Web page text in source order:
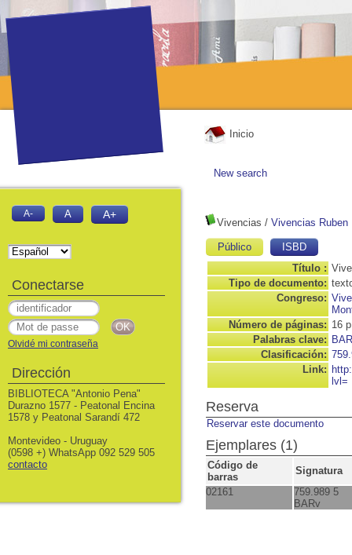
Inicio
New search
Vivencias / Vivencias Ruben
Público
ISBD
Título :
Tipo de documento:
Congreso:
Número de páginas: 16 p
Palabras clave:
Clasificación:
Link:
lvl=
Reserva
Reservar este documento
Ejemplares (1)
Código de
barras
Signatura
02161
759.989 5
BARv
A- A A+
Conectarse
Olvidé mi contraseña
Dirección
BIBLIOTECA "Antonio Pena"
Durazno 1577 - Peatonal Encina
1578 y Peatonal Sarandí 472
Montevideo - Uruguay
(0598 +) WhatsApp 092 529 505
contacto